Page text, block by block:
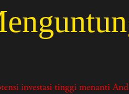
investasi tinggi menanti